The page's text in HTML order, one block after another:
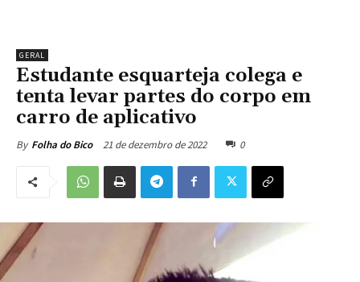
GERAL
Estudante esquarteja colega e
tenta levar partes do corpo em
carro de aplicativo
By Folha do Bico 21 de dezembro de 2022 0